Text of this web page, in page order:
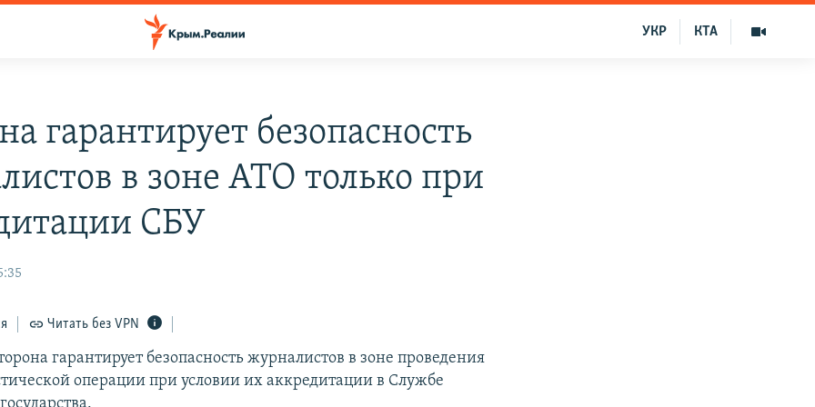
КТА
УКР
гарантирует безопасность
в зоне АТО только при
СБУ
Читать без VPN
гарантирует безопасность журналистов в зоне проведения
операции при условии их аккредитации в Службе